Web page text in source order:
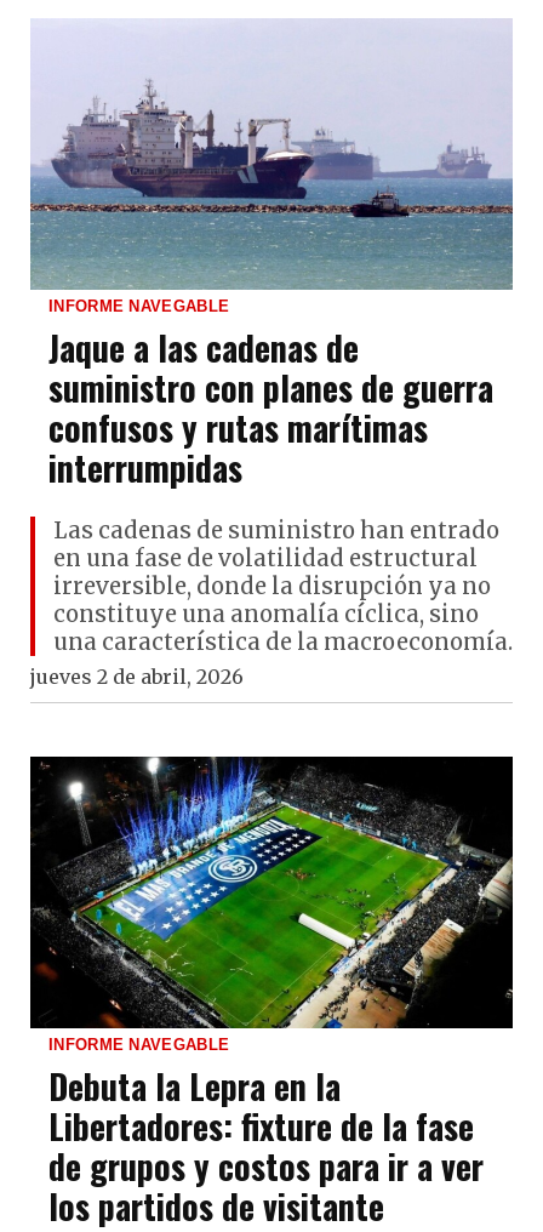
INFORME NAVEGABLE
Jaque a las cadenas de
suministro con planes de guerra
confusos y rutas marítimas
interrumpidas
Las cadenas de suministro han entrado
en una fase de volatilidad estructural
irreversible, donde la disrupción ya no
constituye una anomalía cíclica, sino
una característica de la macroeconomía.
jueves 2 de abril, 2026
INFORME NAVEGABLE
Debuta la Lepra en la
Libertadores: fixture de la fase
de grupos y costos para ir a ver
los partidos de visitante